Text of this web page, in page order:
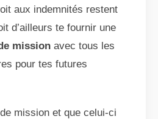
aux indemnités restent
d’ailleurs te fournir une
mission avec tous les
pour tes futures
mission et que celui-ci